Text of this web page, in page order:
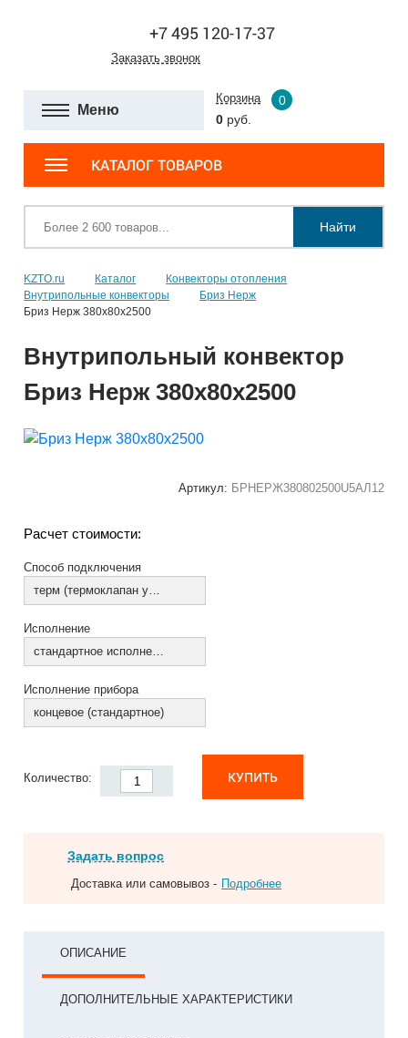
+7 495 120-17-37
Заказать звонок
Меню
Корзина
0
0 руб.
КАТАЛОГ ТОВАРОВ
Найти
KZTO.ru Каталог
Конвекторы отопления
Внутрипольные конвекторы
Бриз Нерж
Бриз Нерж 380х80х2500
Внутрипольный конвектор
Бриз Нерж 380х80х2500
Артикул: БРНЕРЖ380802500U5АЛ12
Расчет стоимости:
Способ подключения
терм (термоклапан установлен)
Исполнение
стандартное исполнение
Исполнение прибора
концевое (стандартное)
Количество: КУПИТЬ
Задать вопрос
Доставка или самовывоз - Подробнее
ОПИСАНИЕ
ДОПОЛНИТЕЛЬНЫЕ ХАРАКТЕРИСТИКИ